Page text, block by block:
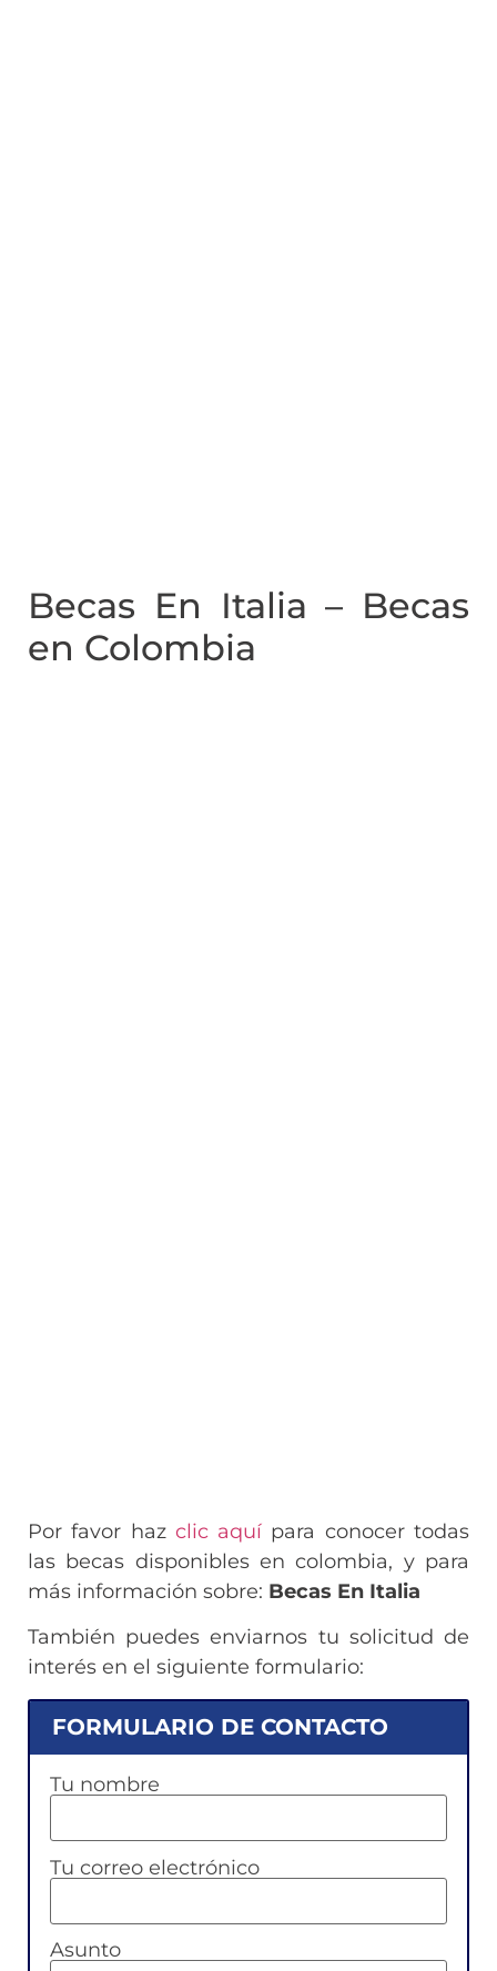
Becas En Italia – Becas
en Colombia
Por favor haz clic aquí para conocer todas
las becas disponibles en colombia, y para
más información sobre: Becas En Italia
También puedes enviarnos tu solicitud de
interés en el siguiente formulario:
FORMULARIO DE CONTACTO
Tu nombre
Tu correo electrónico
Asunto